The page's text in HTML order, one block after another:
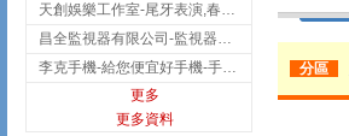
天創娛樂工作室-尾牙表演,春酒表演,板橋尾牙表演
昌全監視器有限公司-監視器安裝,高雄監視器安裝,鳳山區監視器安裝
李克手機-給您便宜好手機-手機收購,屏東手機收購
更多
更多資料
分區